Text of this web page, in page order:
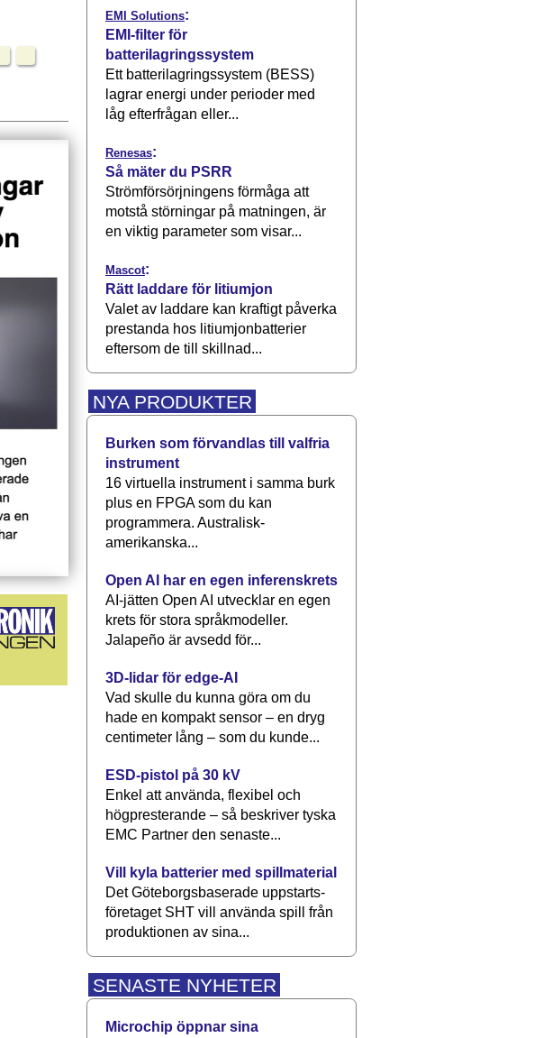
EMI Solutions:
EMI-filter för
batterilagringssystem
Ett batterilagringssystem (BESS)
lagrar energi under perioder med
låg efterfrågan eller...
Renesas:
Så mäter du PSRR
Strömförsörjningens förmåga att
motstå störningar på matningen, är
en viktig parameter som visar...
Mascot:
Rätt laddare för litiumjon
Valet av laddare kan kraftigt påverka
prestanda hos litiumjonbatterier
eftersom de till skillnad...
NYA PRODUKTER
Burken som förvandlas till valfria
instrument
16 virtuella instrument i samma burk
plus en FPGA som du kan
programmera. Australisk-
amerikanska...
Open AI har en egen inferenskrets
AI-jätten Open AI utvecklar en egen
krets för stora språkmodeller.
Jalapeño är avsedd för...
3D-lidar för edge-AI
Vad skulle du kunna göra om du
hade en kompakt sensor – en dryg
centimeter lång – som du kunde...
ESD-pistol på 30 kV
Enkel att använda, flexibel och
högpresterande – så beskriver tyska
EMC Partner den senaste...
Vill kyla batterier med spillmaterial
Det Göteborgsbaserade upp­starts­
företaget SHT vill använda spill från
produktionen av sina...
SENASTE NYHETER
Microchip öppnar sina